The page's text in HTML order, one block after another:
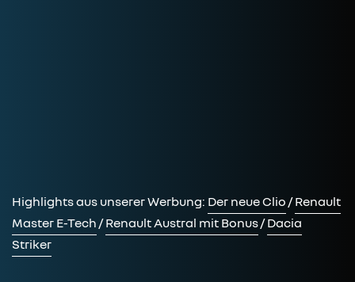
Highlights aus unserer Werbung: Der neue Clio /Renault
Master E-Tech /Renault Austral mit Bonus/Dacia
Striker